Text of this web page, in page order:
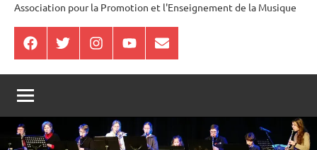
Association pour la Promotion et l'Enseignement de la Musique
FacebookTwitterInstagramYoutube
E-
mail